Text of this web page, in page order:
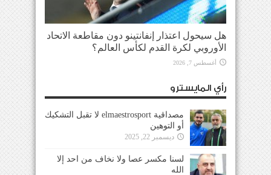
هل سيحول اعتذار إنفانتينو دون مقاطعة الاتحاد
الأوروبي لكرة القدم لكأس العالم؟
أغسطس 7, 2026
رأي المايسترو
مصداقية elmaestrosport لا تقبل التشكيك
أو التوهين
ديسمبر 22, 2025
لسنا مكسر عصا ولا نخاف من احد إلا
الله